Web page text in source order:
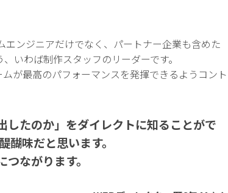
ンジニアだけでなく、パートナー企業も含めた
いわば制作スタッフのリーダーです。
が最高のパフォーマンスを発揮できるようコント
したのか」をダイレクトに知ることがで
味だと思います。
ながります。